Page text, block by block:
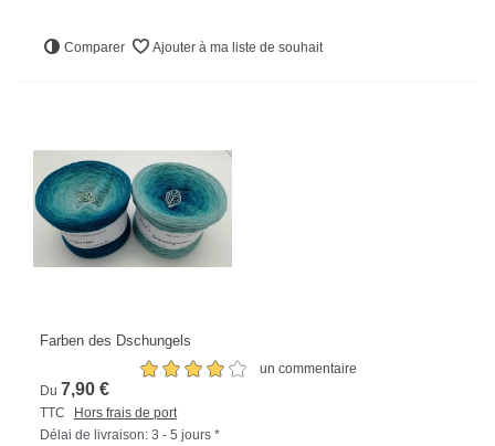
Comparer Ajouter à ma liste de souhait
Farben des Dschungels
un commentaire
Du 7,90 €
TTC
Hors frais de port
Délai de livraison: 3 - 5 jours *